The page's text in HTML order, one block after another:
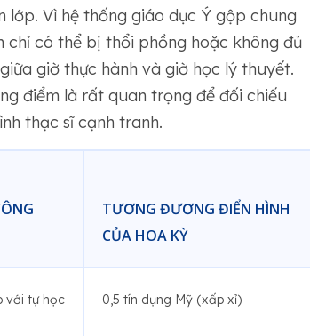
Vì hệ thống giáo dục Ý gộp chung
chỉ có thể bị thổi phồng hoặc không đủ
giờ thực hành và giờ học lý thuyết.
điểm là rất quan trọng để đối chiếu
thạc sĩ cạnh tranh.
TƯƠNG ĐƯƠNG ĐIỂN HÌNH
CỦA HOA KỲ
với tự học 0,5 tín dụng Mỹ (xấp xỉ)